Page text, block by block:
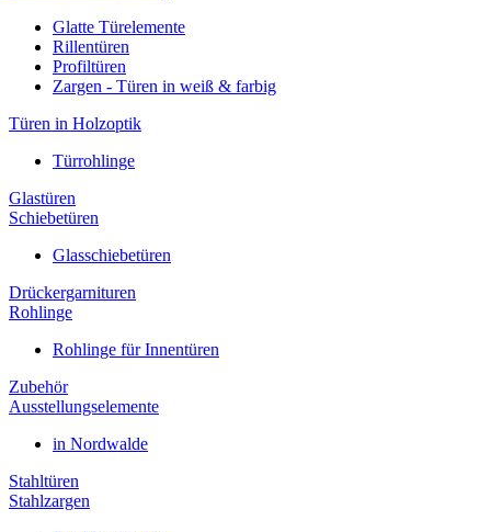
Glatte Türelemente
Rillentüren
Profiltüren
Zargen - Türen in weiß & farbig
Türen in Holzoptik
Türrohlinge
Glastüren
Schiebetüren
Glasschiebetüren
Drückergarnituren
Rohlinge
Rohlinge für Innentüren
Zubehör
Ausstellungselemente
in Nordwalde
Stahltüren
Stahlzargen